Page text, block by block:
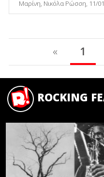
Μαρίνη, Νικόλα Ρώσση, 11/
« 1
ROCKING